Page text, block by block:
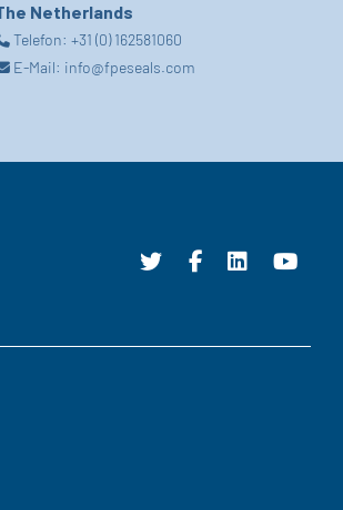
Netherlands
Telefon:+31 (0) 162581060
E-Mail: info@fpeseals.com